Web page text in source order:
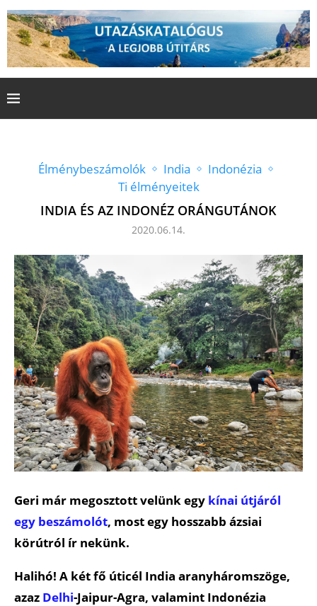
Élménybeszámolók India
Indonézia
Ti élményeitek
INDIA ÉS AZ INDONÉZ ORÁNGUTÁNOK
2020.06.14.
Geri már megosztott velünk egy kínai útjáról
egy beszámolót, most egy hosszabb ázsiai
körútról ír nekünk.
Halihó! A két fő úticél India aranyháromszöge,
azaz Delhi-Jaipur-Agra, valamint Indonézia